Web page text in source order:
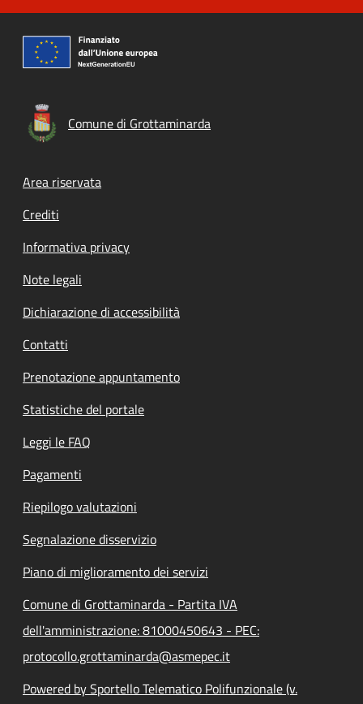
Comune di Grottaminarda
Footer menu
Area riservata
Crediti
Informativa privacy
Note legali
Dichiarazione di accessibilità
Contatti
Prenotazione appuntamento
Statistiche del portale
Leggi le FAQ
Pagamenti
Riepilogo valutazioni
Segnalazione disservizio
Piano di miglioramento dei servizi
Comune di Grottaminarda - Partita IVA
dell'amministrazione: 81000450643 - PEC:
protocollo.grottaminarda@asmepec.it
Powered by Sportello Telematico Polifunzionale (v.